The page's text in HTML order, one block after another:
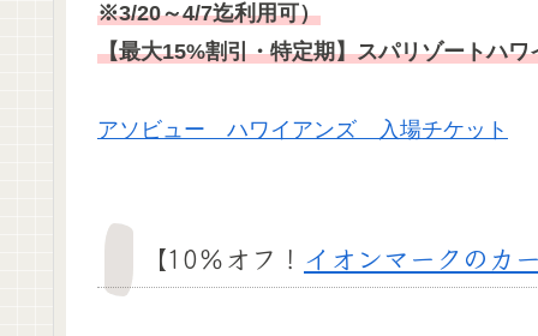
※3/20～4/7迄利用可）
【最大15%割引・特定期】スパリゾートハ
アソビュー ハワイアンズ 入場チケット
【10％オフ！ イ オンマークのカ